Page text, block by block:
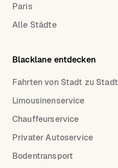
Paris
Alle Städte
Blacklane entdecken
Fahrten von Stadt zu Stadt
Limousinenservice
Chauffeurservice
Privater Autoservice
Bodentransport